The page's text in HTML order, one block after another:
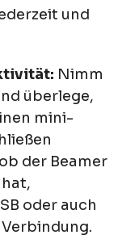
und
Nimm
überlege,
mini-
der Beamer
oder auch